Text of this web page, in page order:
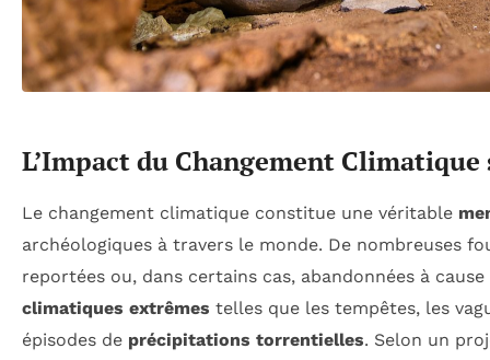
L’Impact du Changement Climatique
Le changement climatique constitue une véritable
archéologiques à travers le monde. De nombreuses
reportées ou, dans certains cas, abandonnées à
climatiques extrêmes telles que les tempêtes, les
épisodes de précipitations torrentielles. Selon un